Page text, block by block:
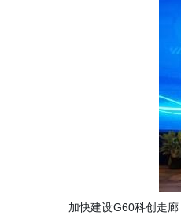
加快建设G60科创走